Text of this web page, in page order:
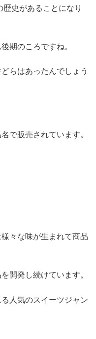
史があることになり
期のころですね。
らはあったんでしょう
で販売されています。
々な味が生まれて商品
開発し続けています。
人気のスイーツジャン